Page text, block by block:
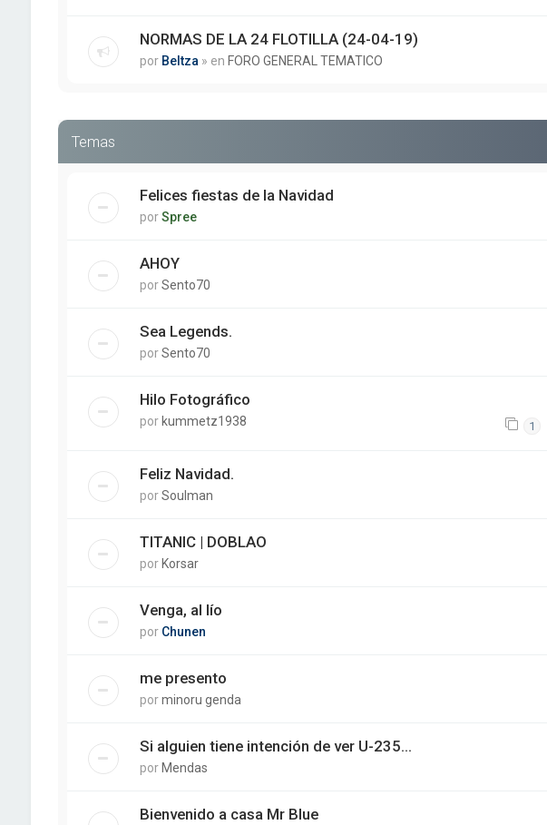
NORMAS DE LA 24 FLOTILLA (24-04-19)
por Beltza » en FORO GENERAL TEMATICO
Temas
Felices fiestas de la Navidad
porSpree
AHOY
porSento70
Sea Legends.
porSento70
Hilo Fotográfico
por kummetz1938 1
Feliz Navidad.
porSoulman
TITANIC | DOBLAO
porKorsar
Venga, al lío
por Chunen
me presento
porminoru genda
Si alguien tiene intención de ver U-235...
porMendas
Bienvenido a casa Mr Blue